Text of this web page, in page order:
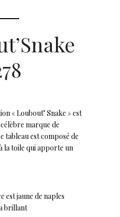
« Loubout’ Snake » est
marque de
tableau est composé de
la toile qui apporte un
est jaune de naples
brillant